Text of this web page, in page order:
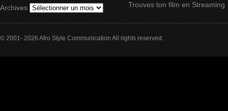
Archives
Trouves ton film en Streaming
© 2001- 2026 Afro Style Communication All rights reserved.